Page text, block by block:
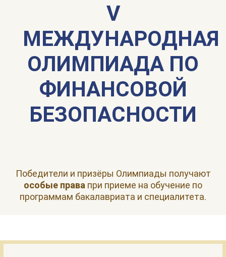
V
МЕЖДУНАРОДНАЯ
ОЛИМПИАДА ПО
ФИНАНСОВОЙ
БЕЗОПАСНОСТИ
Победители и призёры Олимпиады получают
особые права при приеме на обучение по
программам бакалавриата и специалитета.